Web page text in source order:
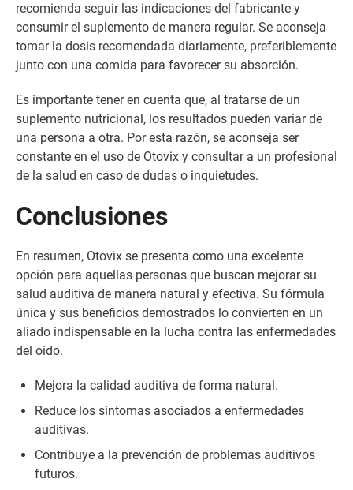
recomienda seguir las indicaciones del fabricante y
consumir el suplemento de manera regular. Se aconseja
tomar la dosis recomendada diariamente, preferiblemente
junto con una comida para favorecer su absorción.
Es importante tener en cuenta que, al tratarse de un
suplemento nutricional, los resultados pueden variar de
una persona a otra. Por esta razón, se aconseja ser
constante en el uso de Otovix y consultar a un profesional
de la salud en caso de dudas o inquietudes.
Conclusiones
En resumen, Otovix se presenta como una excelente
opción para aquellas personas que buscan mejorar su
salud auditiva de manera natural y efectiva. Su fórmula
única y sus beneficios demostrados lo convierten en un
aliado indispensable en la lucha contra las enfermedades
del oído.
Mejora la calidad auditiva de forma natural.
Reduce los síntomas asociados a enfermedades
auditivas.
Contribuye a la prevención de problemas auditivos
futuros.